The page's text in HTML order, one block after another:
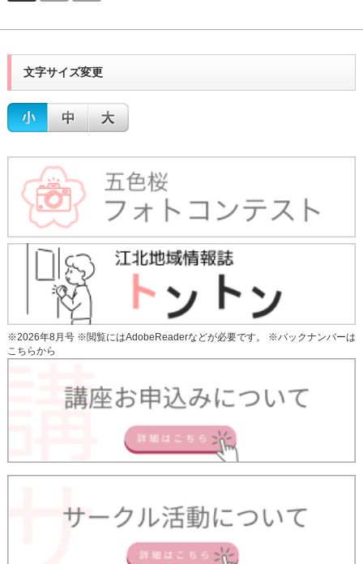
文字サイズ変更
※2026年8月号 ※閲覧にはAdobeReaderなどが必要です。 ※バックナンバーは
こちらから